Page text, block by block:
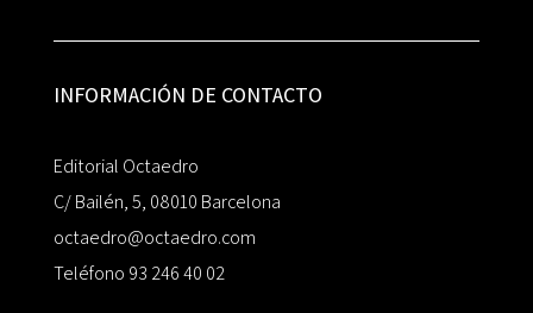
INFORMACIÓN DE CONTACTO
Editorial Octaedro
C/ Bailén, 5, 08010 Barcelona
octaedro@octaedro.com
Teléfono 93 246 40 02